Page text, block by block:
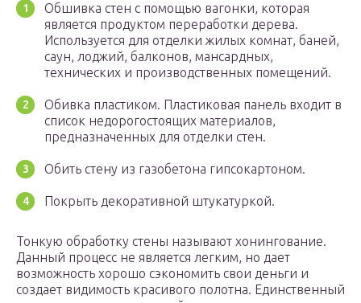
Обшивка стен с помощью вагонки, которая
является продуктом переработки дерева.
Используется для отделки жилых комнат, баней,
саун, лоджий, балконов, мансардных,
технических и производственных помещений.
Обивка пластиком. Пластиковая панель входит в
список недорогостоящих материалов,
предназначенных для отделки стен.
Обить стену из газобетона гипсокартоном.
Покрыть декоративной штукатуркой.
Тонкую обработку стены называют хонингование.
Данный процесс не является легким, но дает
возможность хорошо сэкономить свои деньги и
создает видимость красивого полотна. Единственный